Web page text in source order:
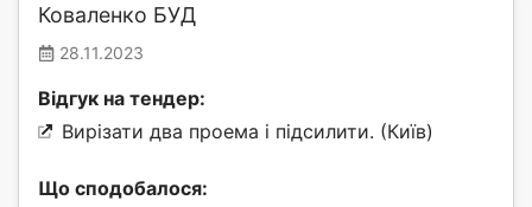
Коваленко БУД
28.11.2023
Відгук на тендер:
Вирізати два проема і підсилити. (Київ)
Що сподобалося: